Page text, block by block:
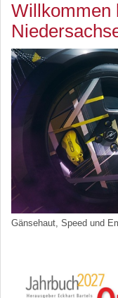
Willkommen
Gänsehaut, Speed und